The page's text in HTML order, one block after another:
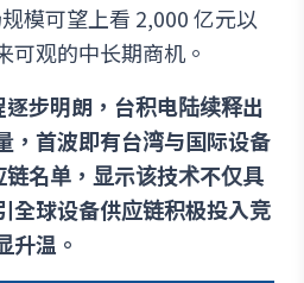
模可望上看 2,000 亿元以
可观的中长期商机。
步明朗，台积电陆续释出
，首波即有台湾与国际设备
名单，显示该技术不仅具
全球设备供应链积极投入竞
升温。